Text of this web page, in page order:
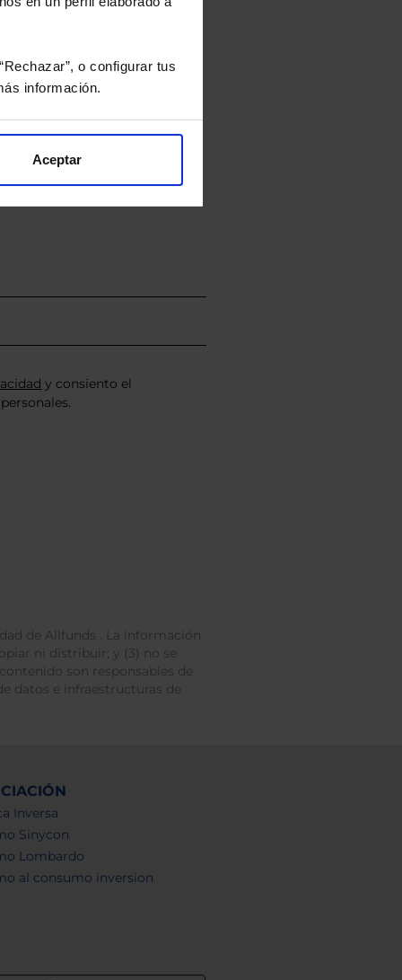
o configurar tus
información.
Aceptar
en la divisa Euro.
un estudio gratuito
y consiento el
de Allfunds . La información
ni distribuir; y (3) no se
son responsables de
datos e infraestructuras de
Inversa
Sinycon
Lombardo
al consumo inversion